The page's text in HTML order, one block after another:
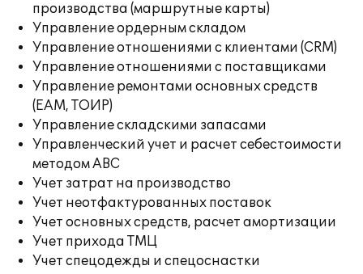
производства (маршрутные карты)
Управление ордерным складом
Управление отношениями с клиентами (CRM)
Управление отношениями с поставщиками
Управление ремонтами основных средств
(EAM, ТОИР)
Управление складскими запасами
Управленческий учет и расчет себестоимости
методом ABC
Учет затрат на производство
Учет неотфактурованных поставок
Учет основных средств, расчет амортизации
Учет прихода ТМЦ
Учет спецодежды и спецоснастки